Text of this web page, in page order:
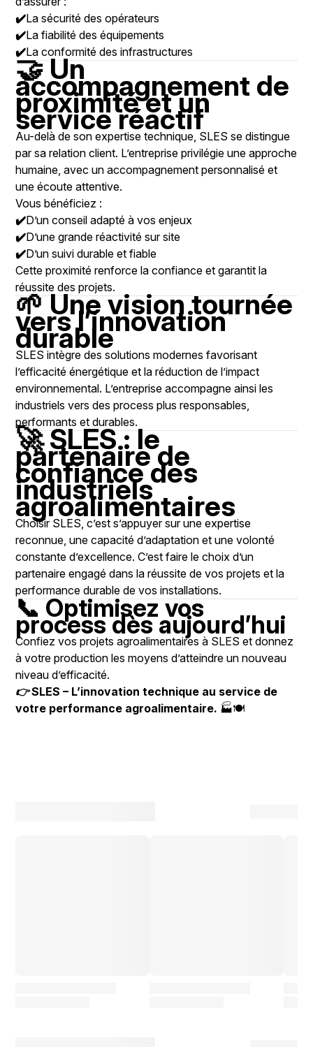
✔️La sécurité des opérateurs
✔️La fiabilité des équipements
✔️La conformité des infrastructures
🤝 Un
accompagnement de
proximité et un
service réactif
Au-delà de son expertise technique, SLES se distingue
par sa relation client. L’entreprise privilégie une approche
humaine, avec un accompagnement personnalisé et
une écoute attentive.
Vous bénéficiez :
✔️D’un conseil adapté à vos enjeux
✔️D’une grande réactivité sur site
✔️D’un suivi durable et fiable
Cette proximité renforce la confiance et garantit la
réussite des projets.
🌱 Une vision tournée
vers l’innovation
durable
SLES intègre des solutions modernes favorisant
l’efficacité énergétique et la réduction de l’impact
environnemental. L’entreprise accompagne ainsi les
industriels vers des process plus responsables,
performants et durables.
🚀 SLES : le
partenaire de
confiance des
industriels
agroalimentaires
Choisir SLES, c’est s’appuyer sur une expertise
reconnue, une capacité d’adaptation et une volonté
constante d’excellence. C’est faire le choix d’un
partenaire engagé dans la réussite de vos projets et la
performance durable de vos installations.
📞 Optimisez vos
process dès aujourd’hui
Confiez vos projets agroalimentaires à SLES et donnez
à votre production les moyens d’atteindre un nouveau
niveau d’efficacité.
👉SLES – L’innovation technique au service de
votre performance agroalimentaire. 🏭🍽️